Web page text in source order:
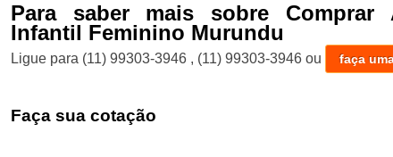
Para saber mais sobre Comprar
Infantil Feminino Murundu
Ligue para (11) 99303-3946 , (11) 99303-3946 ou faça
Faça sua cotação